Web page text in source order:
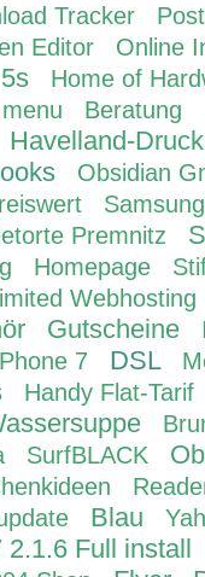
Tracker
Editor
Online
Home of
Beratung
Havelland-
Obsidian
Premnitz
Homepage
Webhosting
Gutscheine
7 DSL
Handy Flat-Tarif
SurfBLACK
Blau
2.1.6 Full install